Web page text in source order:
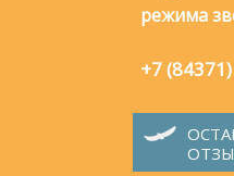
режима
+7